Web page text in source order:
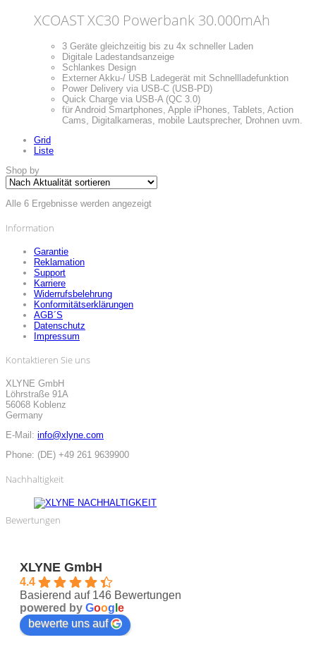
XCOAST XC30 Powerbank 30.000mAh
3 Geräte gleichzeitig bis zu 4x schneller Laden
Digitale Ladestandsanzeige
Schlankes Design
Externer Akku-/ USB Ladegerät mit Schnellladefunktion
Power Delivery via USB-C (USB-PD)
Quick Charge via USB-A (QC 3.0)
für Android Smartphones, Apple iPhones, Tablets, Action
Cams, Digitalkameras, mobile Lautsprecher, Drohnen uvm.
Grid
Liste
Shop by
Alle 6 Ergebnisse werden angezeigtNach
Information
Garantie
Reklamation
Support
Karriere
Widerrufsbelehrung
Konformitätserklärungen
AGB´S
Datenschutz
Impressum
Kontaktieren Sie uns
XLYNE GmbH
Löhrstraße 91A
56068 Koblenz
Germany
E-Mail: info@xlyne.com
Phone: (DE) +49 261 9639900
Nachhaltigkeit
Bewertungen
XLYNE GmbH
4.4
Basierend auf 146 Bewertungen
powered by Goog e
bewerte uns auf